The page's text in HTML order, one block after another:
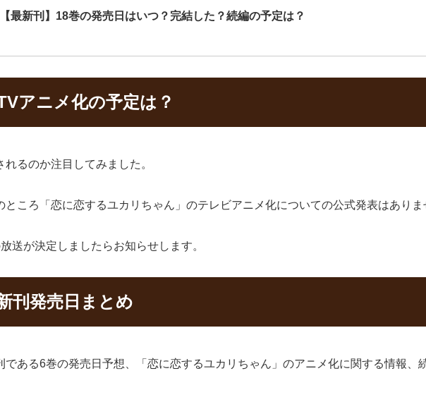
最新刊】18巻の発売日はいつ？完結した？続編の予定は？
アニメ化の予定は？
るのか注目してみました。
ころ「恋に恋するユカリちゃん」のテレビアニメ化についての公式発表はありま
送が決定しましたらお知らせします。
刊発売日まとめ
ある6巻の発売日予想、「恋に恋するユカリちゃん」のアニメ化に関する情報、